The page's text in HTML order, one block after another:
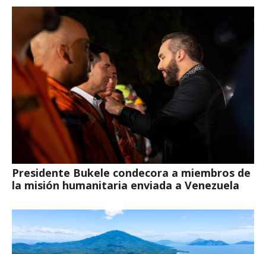
Presidente Bukele condecora a miembros de
la misión humanitaria enviada a Venezuela